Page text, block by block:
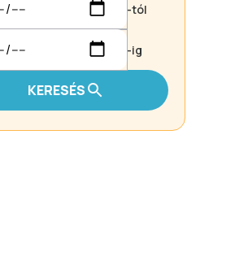
-tól
-ig
KERESÉS